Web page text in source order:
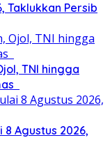
Taklukkan Persib
TNI hingga
8 Agustus 2026,